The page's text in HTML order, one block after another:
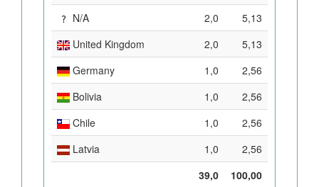
N/A
2,0
5,13
United Kingdom
2,0
5,13
Germany
1,0
2,56
Bolivia
1,0
2,56
Chile
1,0
2,56
Latvia
1,0
2,56
39,0
100,00